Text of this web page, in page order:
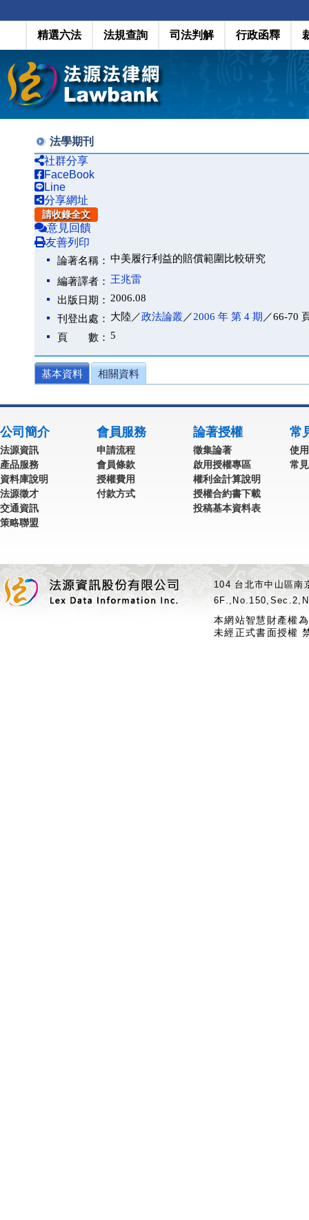
精選六法 法規查詢 司法判解 行政函釋
法學期刊
社群分享
FaceBook
Line
分享網址
請收錄全文
意見回饋
友善列印
論著名稱： 中美履行利益的賠償範圍比較研究
編著譯者： 王兆雷
出版日期： 2006.08
刊登出處： 大陸／政法論叢／2006 年 第 4 期 ／66-70
頁 數： 5
基本資料 相關資料
公司簡介
法源資訊
產品服務
資料庫說明
法源徵才
交通資訊
策略聯盟
會員服務
申請流程
會員條款
授權費用
付款方式
論著授權
徵集論著
啟用授權專區
權利金計算說明
授權合約書下載
投稿基本資料表
常
使
常
104 台北市中山區
本網站智慧財產權
未經正式書面授權